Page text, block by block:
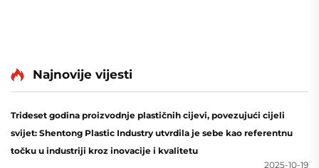
Najnovije vijesti
Trideset godina proizvodnje plastičnih cijevi, povezujući cijeli
svijet: Shentong Plastic Industry utvrdila je sebe kao referentnu
točku u industriji kroz inovacije i kvalitetu
2025-10-19